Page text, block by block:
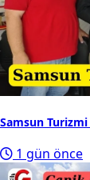
Samsun Turizmi
1 gün önce